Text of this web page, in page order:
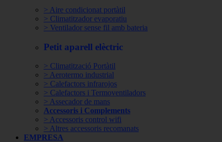
> Aire condicionat portàtil
> Climatitzador evaporatiu
> Ventilador sense fil amb bateria
Petit aparell elèctric
> Climatització Portàtil
> Aerotermo industrial
> Calefactors infrarojos
> Calefactors i Termoventiladors
> Assecador de mans
Accessoris i Complements
> Accessoris control wifi
> Altres accessoris recomanats
EMPRESA